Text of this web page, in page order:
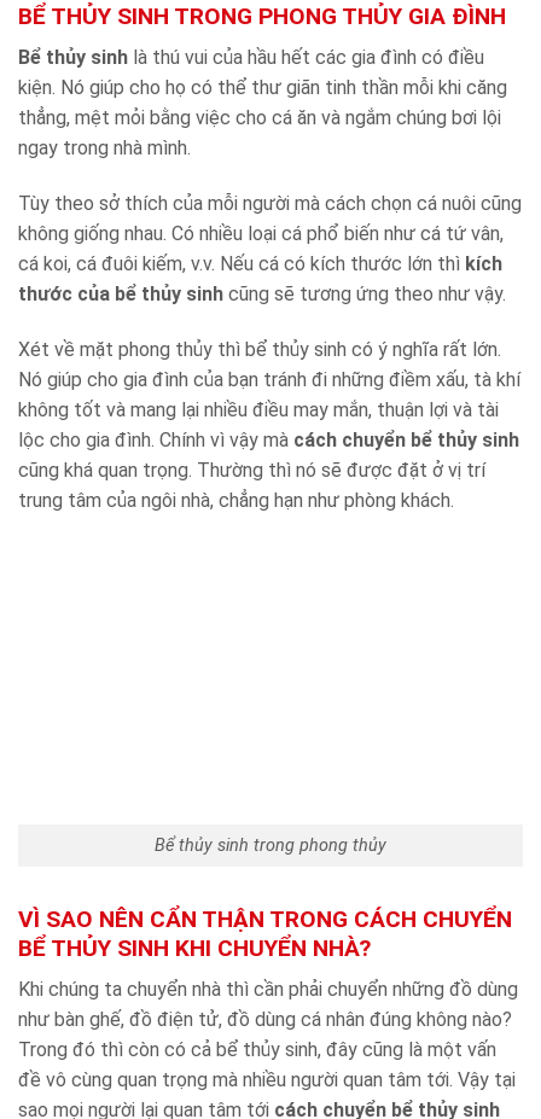
BỂ THỦY SINH TRONG PHONG THỦY GIA ĐÌNH
Bể thủy sinh là thú vui của hầu hết các gia đình có điều
kiện. Nó giúp cho họ có thể thư giãn tinh thần mỗi khi căng
thẳng, mệt mỏi bằng việc cho cá ăn và ngắm chúng bơi lội
ngay trong nhà mình.
Tùy theo sở thích của mỗi người mà cách chọn cá nuôi cũng
không giống nhau. Có nhiều loại cá phổ biến như cá tứ vân,
cá koi, cá đuôi kiếm, v.v. Nếu cá có kích thước lớn thì kích
thước của bể thủy sinh cũng sẽ tương ứng theo như vậy.
Xét về mặt phong thủy thì bể thủy sinh có ý nghĩa rất lớn.
Nó giúp cho gia đình của bạn tránh đi những điềm xấu, tà khí
không tốt và mang lại nhiều điều may mắn, thuận lợi và tài
lộc cho gia đình. Chính vì vậy mà cách chuyển bể thủy sinh
cũng khá quan trọng. Thường thì nó sẽ được đặt ở vị trí
trung tâm của ngôi nhà, chẳng hạn như phòng khách.
Bể thủy sinh trong phong thủy
VÌ SAO NÊN CẨN THẬN TRONG CÁCH CHUYỂN
BỂ THỦY SINH KHI CHUYỂN NHÀ?
Khi chúng ta chuyển nhà thì cần phải chuyển những đồ dùng
như bàn ghế, đồ điện tử, đồ dùng cá nhân đúng không nào?
Trong đó thì còn có cả bể thủy sinh, đây cũng là một vấn
đề vô cùng quan trọng mà nhiều người quan tâm tới. Vậy tại
sao mọi người lại quan tâm tới cách chuyển bể thủy sinh